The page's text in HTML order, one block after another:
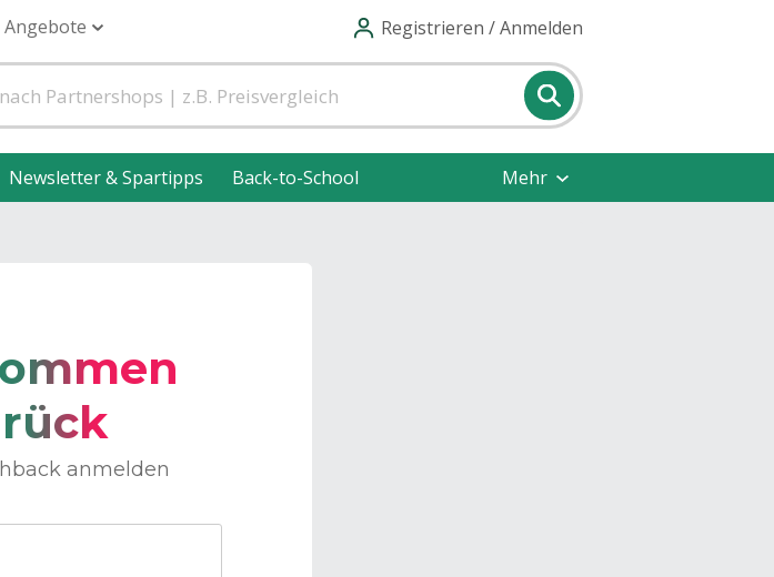
Registrieren / Anmelden
Newsletter & Spartipps Back-to-School Mehr
anmelden